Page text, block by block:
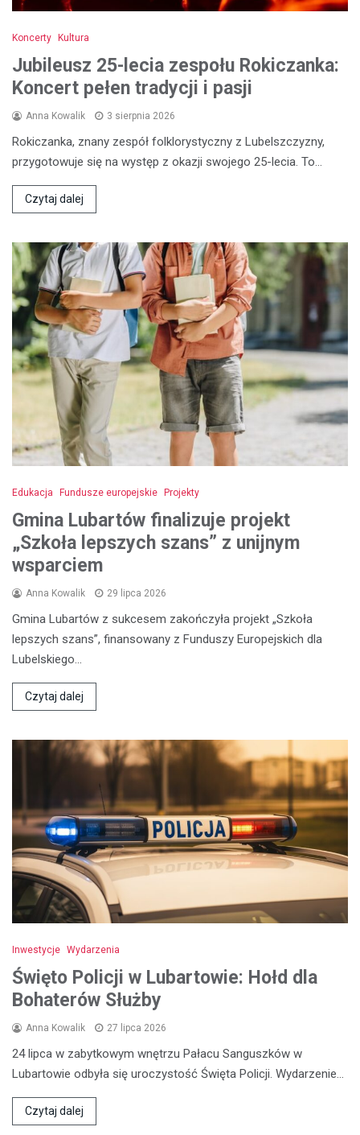
Koncerty Kultura
Jubileusz 25-lecia zespołu Rokiczanka:
Koncert pełen tradycji i pasji
Anna Kowalik 3 sierpnia 2026
Rokiczanka, znany zespół folklorystyczny z Lubelszczyzny,
przygotowuje się na występ z okazji swojego 25-lecia. To…
Czytaj dalej
Edukacja Fundusze europejskie Projekty
Gmina Lubartów finalizuje projekt
„Szkoła lepszych szans” z unijnym
wsparciem
Anna Kowalik 29 lipca 2026
Gmina Lubartów z sukcesem zakończyła projekt „Szkoła
lepszych szans”, finansowany z Funduszy Europejskich dla
Lubelskiego…
Czytaj dalej
Inwestycje Wydarzenia
Święto Policji w Lubartowie: Hołd dla
Bohaterów Służby
Anna Kowalik 27 lipca 2026
24 lipca w zabytkowym wnętrzu Pałacu Sanguszków w
Lubartowie odbyła się uroczystość Święta Policji. Wydarzenie…
Czytaj dalej